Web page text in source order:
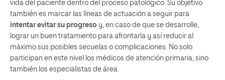
vida del paciente dentro del proceso patológico. Su objetivo
también es marcar las líneas de actuación a seguir para
intentar evitar su progreso y, en caso de que se desarrolle,
lograr un buen tratamiento para afrontarla y así reducir al
máximo sus posibles secuelas o complicaciones. No solo
participan en este nivel los médicos de atención primaria, sino
también los especialistas de área.